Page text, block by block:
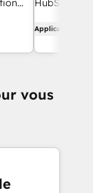
HubSpot -
Application
vous